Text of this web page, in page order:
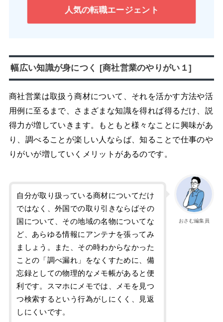
人気の転職エージェント
幅広い知識が身につく [商社営業のやりがい１]
商社営業は取扱う商材について、それを活かす方法や活
用例に至るまで、さまざまな知識を得れば得るだけ、説
得力が増していきます。もともと様々なことに興味があ
り、調べることが楽しい人ならば、知ることで仕事のや
りがいが増していくメリットがあるのです。
おさむ編集員
自分が取り扱っている商材についてだけ
ではなく、外国での取り引きならばその
国について、その地域の名物についてな
ど、あらゆる情報にアンテナを張ってみ
ましょう。また、その時わからなかった
ことの「調べ漏れ」をなくすために、備
忘録としての物理的なメモ帳があると便
利です。スマホにメモでは、メモを見つ
つ検索するという行為がしにくく、見返
しにくいです。